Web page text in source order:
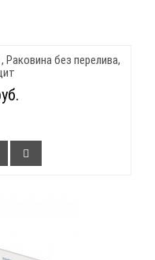
Раковина без перелива,